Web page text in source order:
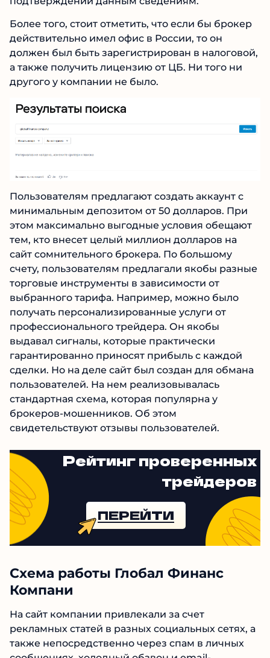
не дала подтверждений данным сведениям.
Более того, стоит отметить, что если бы
брокер действительно имел офис в России, то
он должен был быть зарегистрирован в
Ни того ни другого у компании не было.
Пользователям предлагают создать аккаунт с
минимальным депозитом от 50 долларов. При
этом максимально выгодные условия
обещают тем, кто внесет целый миллион
долларов на сайт сомнительного брокера. По
большому счету, пользователям предлагали
якобы разные торговые инструменты в
зависимости от выбранного тарифа.
Например, можно было получать
персонализированные услуги от
профессионального трейдера. Он якобы
выдавал сигналы, которые практически
гарантированно приносят прибыль с каждой
сделки. Но на деле сайт был создан для
обмана пользователей. На нем
реализовывалась стандартная схема, которая
популярна у брокеров-мошенников. Об этом
свидетельствуют отзывы пользователей.
Рейтинг проверенных
трейдеров
ПЕРЕЙТИ
Схема работы Глобал Финанс
Компани
На сайт компании привлекали за счет